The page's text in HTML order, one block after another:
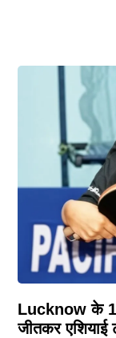
Lucknow के
जीतकर एशियाई